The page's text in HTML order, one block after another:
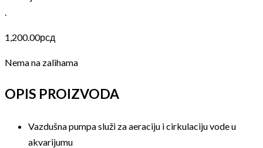
1,200.00рсд
Nema na zalihama
OPIS PROIZVODA
Vazdušna pumpa služi za aeraciju i cirkulaciju vode u
akvarijumu